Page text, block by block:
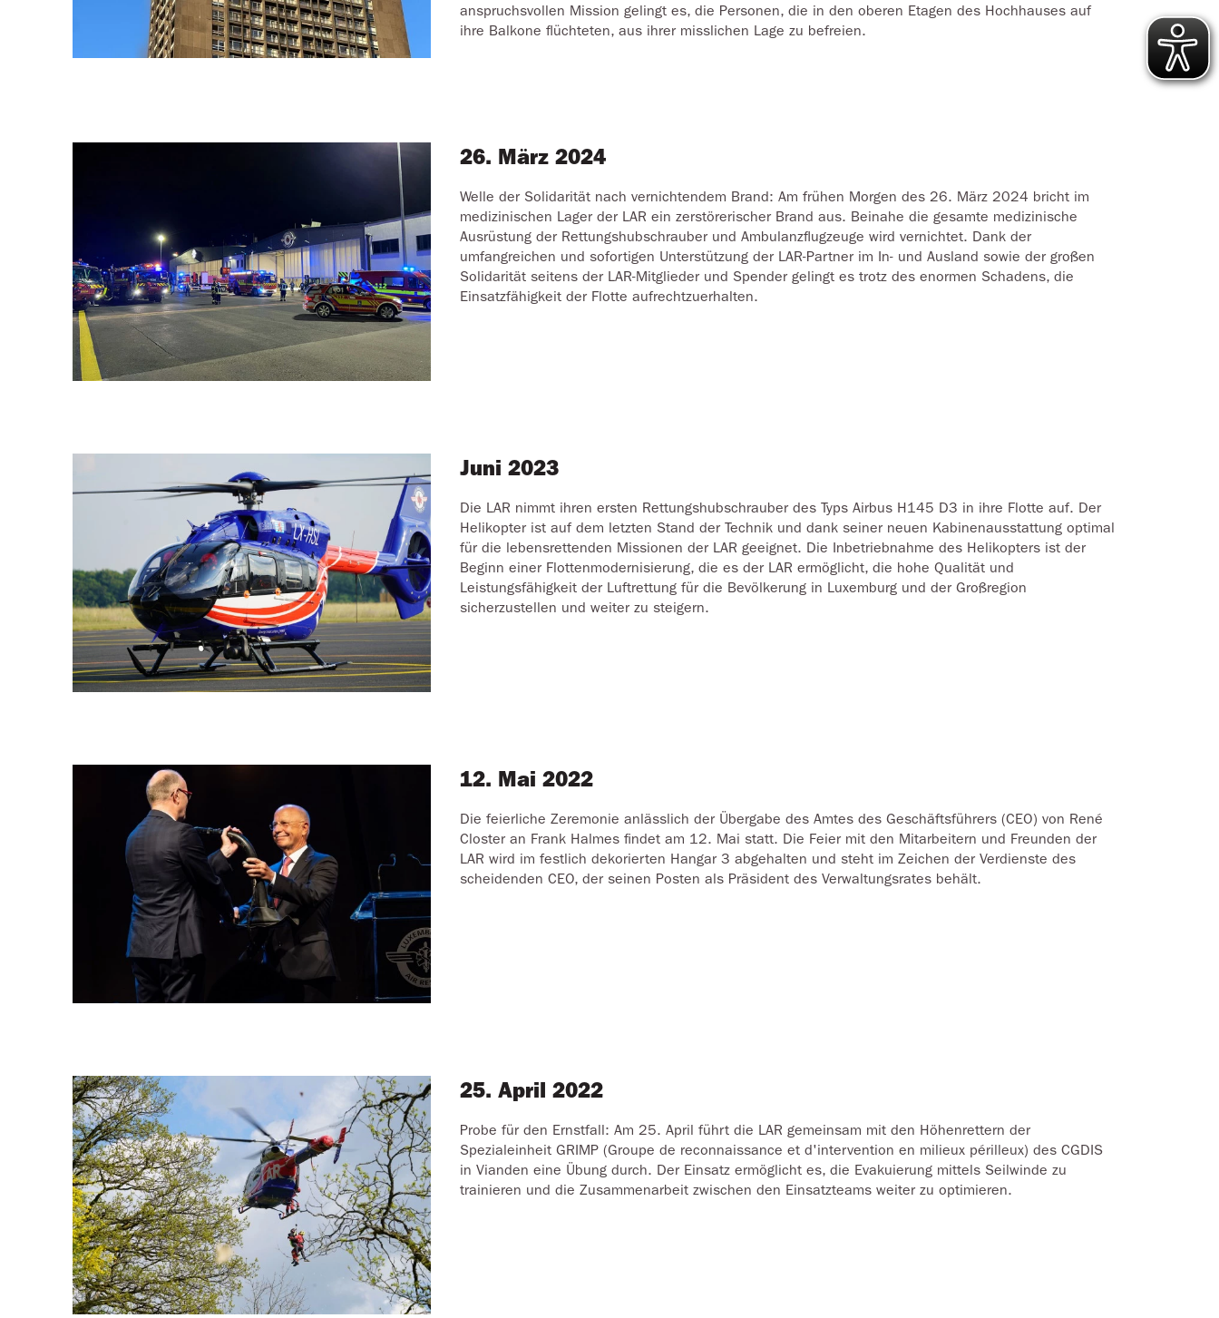
anspruchsvollen Mission gelingt es, die Personen, die in den oberen Etagen des Hochhauses auf
ihre Balkone flüchteten, aus ihrer misslichen Lage zu befreien.
26. März 2024
Welle der Solidarität nach vernichtendem Brand: Am frühen Morgen des 26. März 2024 bricht im
medizinischen Lager der LAR ein zerstörerischer Brand aus. Beinahe die gesamte medizinische
Ausrüstung der Rettungshubschrauber und Ambulanzflugzeuge wird vernichtet. Dank der
umfangreichen und sofortigen Unterstützung der LAR-Partner im In- und Ausland sowie der großen
Solidarität seitens der LAR-Mitglieder und Spender gelingt es trotz des enormen Schadens, die
Einsatzfähigkeit der Flotte aufrechtzuerhalten.
Juni 2023
Die LAR nimmt ihren ersten Rettungshubschrauber des Typs Airbus H145 D3 in ihre Flotte auf. Der
Helikopter ist auf dem letzten Stand der Technik und dank seiner neuen Kabinenausstattung optimal
für die lebensrettenden Missionen der LAR geeignet. Die Inbetriebnahme des Helikopters ist der
Beginn einer Flottenmodernisierung, die es der LAR ermöglicht, die hohe Qualität und
Leistungsfähigkeit der Luftrettung für die Bevölkerung in Luxemburg und der Großregion
sicherzustellen und weiter zu steigern.
12. Mai 2022
Die feierliche Zeremonie anlässlich der Übergabe des Amtes des Geschäftsführers (CEO) von René
Closter an Frank Halmes findet am 12. Mai statt. Die Feier mit den Mitarbeitern und Freunden der
LAR wird im festlich dekorierten Hangar 3 abgehalten und steht im Zeichen der Verdienste des
scheidenden CEO, der seinen Posten als Präsident des Verwaltungsrates behält.
25. April 2022
Probe für den Ernstfall: Am 25. April führt die LAR gemeinsam mit den Höhenrettern der
Spezialeinheit GRIMP (Groupe de reconnaissance et d'intervention en milieux périlleux) des CGDIS
in Vianden eine Übung durch. Der Einsatz ermöglicht es, die Evakuierung mittels Seilwinde zu
trainieren und die Zusammenarbeit zwischen den Einsatzteams weiter zu optimieren.